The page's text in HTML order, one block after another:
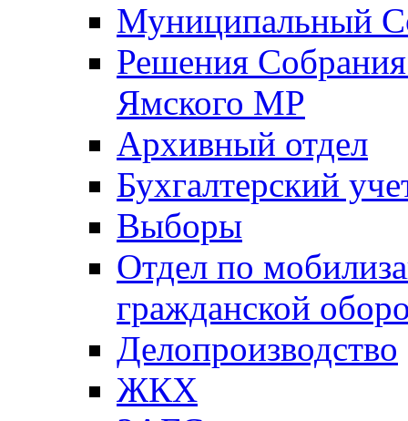
Муниципальный
Решения
Ямского МР
Архивный отдел
Бухгалтерский
Выборы
Отдел по
гражданской
Делопроизводство
ЖКХ